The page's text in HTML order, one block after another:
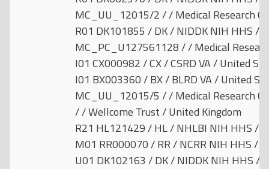
MC_UU_12015/2 / / Medical Research
R01 DK101855 / DK / NIDDK NIH HHS /
MC_PC_U127561128 / / Medical
I01 CX000982 / CX / CSRD VA / United
I01 BX003360 / BX / BLRD VA / United
MC_UU_12015/5 / / Medical Research
/ / Wellcome Trust / United Kingdom
R21 HL121429 / HL / NHLBI NIH HHS /
M01 RR000070 / RR / NCRR NIH HHS /
U01 DK102163 / DK / NIDDK NIH HHS /